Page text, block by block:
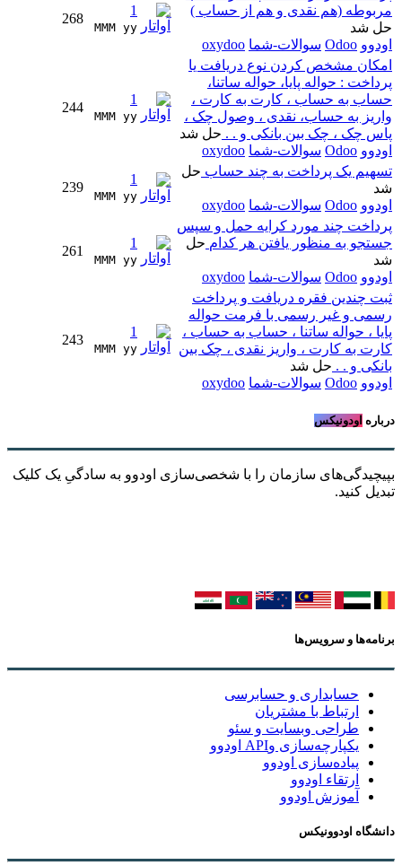
مربوطه (هم نقدی و هم از حساب )
حل شد
اودوو Odoo سوالات-شما oxydoo
1
MMM yy
268
امکان مشخص کردن نوع دریافت یا
پرداخت : حواله پایا، حواله ساتنا،
حساب به حساب ، کارت به کارت ،
واریز به حساب، نقدی ، وصول چک ،
پاس چک ، چک بین بانکی و . . حل شد
اودوو Odoo سوالات-شما oxydoo
1
MMM yy
244
تسهیم یک پرداخت به چند حساب حل
شد
اودوو Odoo سوالات-شما oxydoo
1
MMM yy
239
پرداخت چند مورد کرایه حمل و سپس
جستجو به منظور یافتن هر کدام حل
شد
اودوو Odoo سوالات-شما oxydoo
1
MMM yy
261
ثبت چندین فقره دریافت و پرداخت
رسمی و غیر رسمی با فرمت حواله
پایا ، حواله ساتنا ، حساب به حساب ،
کارت به کارت ، واریز نقدی ، چک بین
بانکی و . . حل شد
اودوو Odoo سوالات-شما oxydoo
1
MMM yy
243
درباره اودونیکس
بپیچیدگی‌های سازمان را با شخصی‌سازی اودوو به سادگیِ یک کلیک
تبدیل کنید.
برنامه‌ها و سرویس‌ها
حسابداری و حسابرسی
ارتباط با مشتریان
طراحی وبسایت و سئو
یکپارچه‌سازی وAPI اودوو
پیاده‌سازی اودوو
ارتقاء اودوو
آموزش اودوو
دانشگاه اودوونیکس